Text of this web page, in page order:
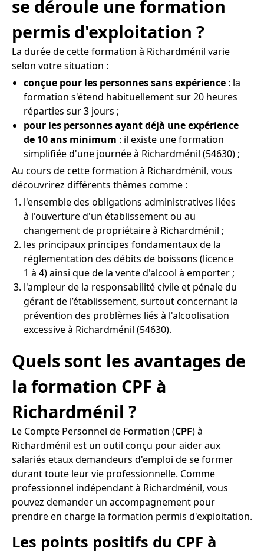
se déroule une formation
permis d'exploitation ?
La durée de cette formation à Richardménil varie
selon votre situation :
conçue pour les personnes sans expérience : la
formation s'étend habituellement sur 20 heures
réparties sur 3 jours ;
pour les personnes ayant déjà une expérience
de 10 ans minimum : il existe une formation
simplifiée d'une journée à Richardménil (54630) ;
Au cours de cette formation à Richardménil, vous
découvrirez différents thèmes comme :
l'ensemble des obligations administratives liées
à l'ouverture d'un établissement ou au
changement de propriétaire à Richardménil ;
les principaux principes fondamentaux de la
réglementation des débits de boissons (licence
1 à 4) ainsi que de la vente d'alcool à emporter ;
l'ampleur de la responsabilité civile et pénale du
gérant de l’établissement, surtout concernant la
prévention des problèmes liés à l'alcoolisation
excessive à Richardménil (54630).
Quels sont les avantages de
la formation CPF à
Richardménil ?
Le Compte Personnel de Formation (CPF) à
Richardménil est un outil conçu pour aider aux
salariés etaux demandeurs d'emploi de se former
durant toute leur vie professionnelle. Comme
professionnel indépendant à Richardménil, vous
pouvez demander un accompagnement pour
prendre en charge la formation permis d'exploitation.
Les points positifs du CPF à